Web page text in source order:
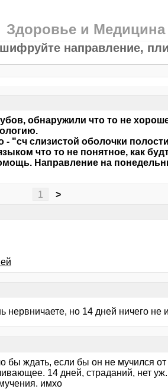
Здоровье и Медицина
направление,
обнаружили что то не
- "сч слизистой оболочки
что то не понятное, как
Направление на
1 >
нервничаете, но 14 дней ничего не
бы ждать, если бы он не мучился
14 дней, страданий, нет
имхо